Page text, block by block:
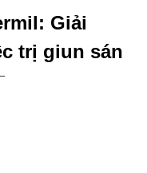
Giải
trị giun sán